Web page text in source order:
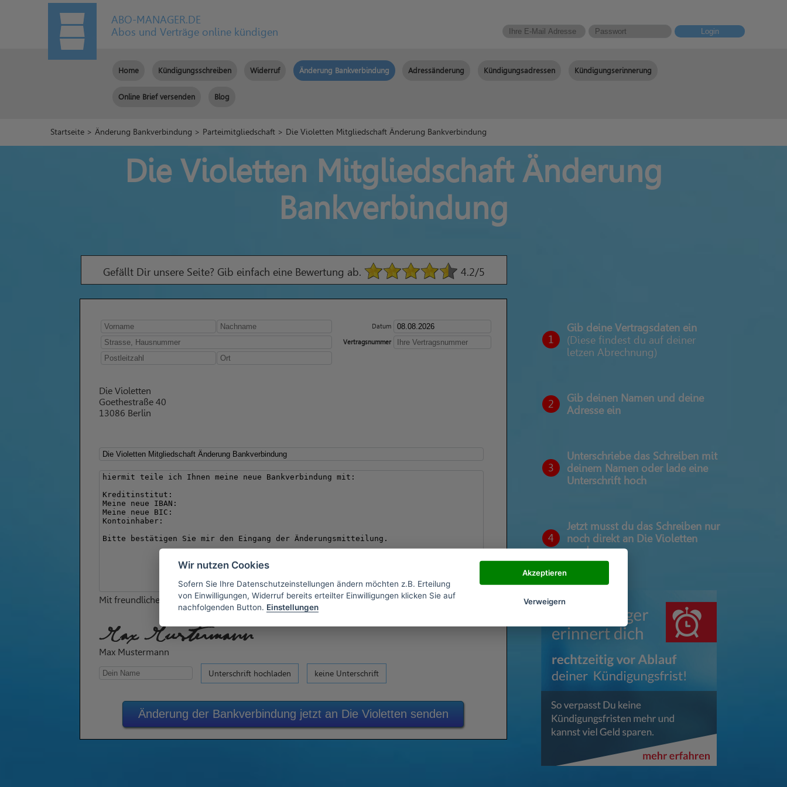
ABO-MANAGER.DE
Abos und Verträge online kündigen
Login
Home Kündigungsschreiben Widerruf Änderung Bankverbindung Adressänderung Kündigungsadressen Kündigungserinnerung
Online Brief versenden Blog
Startseite >Änderung Bankverbindung > Parteimitgliedschaft > Die Violetten Mitgliedschaft Änderung Bankverbindung
Die Violetten Mitgliedschaft Änderung
Bankverbindung
Gefällt Dir unsere Seite? Gib einfach eine Bewertung ab. 4.2/5
Datum
Vertragsnummer
Die Violetten
Goethestraße 40
13086 Berlin
Mit freundlichen Grüßen
Max Mustermann
Max Mustermann
Unterschrift hochladen keine Unterschrift
Änderung der Bankverbindung jetzt an Die Violetten senden
1
Gib deine Vertragsdaten ein
(Diese findest du auf deiner
letzen Abrechnung)
2
Gib deinen Namen und deine
Adresse ein
3
Unterschriebe das Schreiben mit
deinem Namen oder lade eine
Unterschrift hoch
4
Jetzt musst du das Schreiben nur
noch direkt an Die Violetten
senden
Wir nutzen Cookies
Sofern Sie Ihre Datenschutzeinstellungen ändern möchten z.B. Erteilung
von Einwilligungen, Widerruf bereits erteilter Einwilligungen klicken Sie auf
nachfolgenden Button. Einstellungen
Akzeptieren
Verweigern